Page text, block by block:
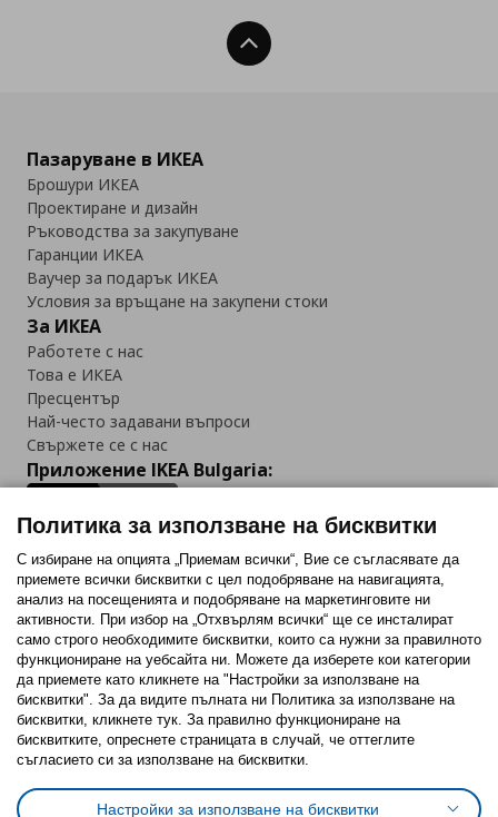
Нагоре
Пазаруване в ИКЕА
Брошури ИКЕА
Проектиране и дизайн
Ръководства за закупуване
Гаранции ИКЕА
Ваучер за подарък ИКЕА
Условия за връщане на закупени стоки
За ИКЕА
Работете с нас
Това е ИКЕА
Пресцентър
Най-често задавани въпроси
Свържете се с нас
Приложение IKEA Bulgaria:
Последвайте ни:
FacebookTwitterYoutubePinterestInstagram
Политика за използване на бисквитки (Cookies)
Избор на настройки за използване на бисквитки
Условия за ползване на ikea.bgОбща политика за личните данни
Политика за използване на бисквитки
С избиране на опцията „Приемам всички“, Вие се съгласявате да
приемете всички бисквитки с цел подобряване на навигацията,
анализ на посещенията и подобряване на маркетинговите ни
активности. При избор на „Отхвърлям всички“ ще се инсталират
само строго необходимитe бисквитки, които са нужни за правилното
функциониране на уебсайта ни. Можете да изберете кои категории
да приемете като кликнете на "Настройки за използване на
бисквитки". За да видите пълната ни Политика за използване на
бисквитки, кликнете тук. За правилно функциониране на
бисквитките, опреснете страницата в случай, че оттеглите
съгласието си за използване на бисквитки.
Настройки за използване на бисквитки